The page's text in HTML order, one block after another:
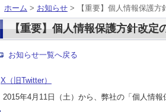
ホーム > お知らせ > 【重要】個人情報保護方
【重要】個人情報保護方針改定
お知らせ一覧へ戻る
X（旧Twitter）
2015年4月11日（土）から、弊社の「個人情